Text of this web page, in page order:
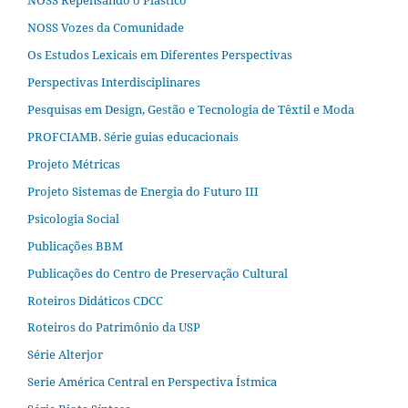
NOSS Vozes da Comunidade
Os Estudos Lexicais em Diferentes Perspectivas
Perspectivas Interdisciplinares
Pesquisas em Design, Gestão e Tecnologia de Têxtil e Moda
PROFCIAMB. Série guias educacionais
Projeto Métricas
Projeto Sistemas de Energia do Futuro III
Psicologia Social
Publicações BBM
Publicações do Centro de Preservação Cultural
Roteiros Didáticos CDCC
Roteiros do Patrimônio da USP
Série Alterjor
Serie América Central en Perspectiva Ístmica